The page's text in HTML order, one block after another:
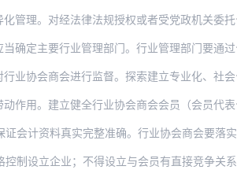
或者受党政机关委托管理公共事务，具有一定强制性或者…
行业管理部门要通过交流座谈、走访调研、听取意见等方…
索建立专业化、社会化的第三方监督机制。畅通投诉举报…
商会会员（会员代表）大会、理事会（常务理事会）、监…
业协会商会要落实资产管理主体责任，明确重大资产事项…
员有直接竞争关系的企业，不得超出自身宗旨和业务范围…